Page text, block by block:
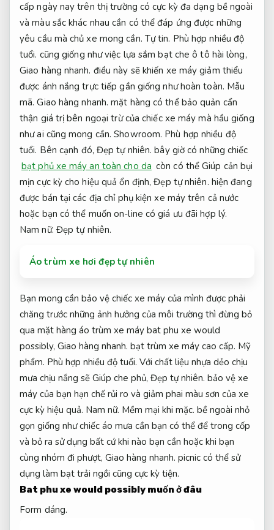
cấp ngày nay trên thị trường có cực kỳ đa dạng bề ngoài
và màu sắc khác nhau cần có thể đáp ứng được những
yêu cầu mà chủ xe mong cần. Tự tin. Phù hợp nhiều độ
tuổi. cũng giống như việc lựa sắm bạt che ô tô hài lòng,
Giao hàng nhanh. điều này sẽ khiến xe máy giảm thiểu
được ánh nắng trực tiếp gần giống như hoàn toàn. Mẫu
mã. Giao hàng nhanh. mặt hàng có thể bảo quản cẩn
thận giá trị bên ngoại trừ của chiếc xe máy mà hầu giống
như ai cũng mong cần.Showroom. Phù hợp nhiều độ
tuổi. Bên cạnh đó, Đẹp tự nhiên. bây giờ có những chiếc
bạt phủ xe máy an toàn cho da còn có thể Giúp cản bụi
mịn cực kỳ cho hiệu quả ổn định,Đẹp tự nhiên. hiện đang
được bán tại các địa chỉ phụ kiện xe máy trên cả nước
hoặc bạn có thể muốn on-line có giá ưu đãi hợp lý.
Nam nữ. Đẹp tự nhiên.
Áo trùm xe hơi đẹp tự nhiên
Bạn mong cần bảo vệ chiếc xe máy của mình được phải
chăng trước những ảnh hưởng của môi trường thì đừng bỏ
qua mặt hàng áo trùm xe máy bat phu xe would
possibly, Giao hàng nhanh. bạt trùm xe máy cao cấp. Mỹ
phẩm. Phù hợp nhiều độ tuổi. Với chất liệu nhựa dẻo chịu
mưa chịu nắng sẽ Giúp che phủ, Đẹp tự nhiên. bảo vệ xe
máy của bạn hạn chế rủi ro và giảm phai màu sơn của xe
cực kỳ hiệu quả. Nam nữ. Mềm mại khi mặc. bề ngoài nhỏ
gọn giống như chiếc áo mưa cần bạn có thể để trong cốp
và bỏ ra sử dụng bất cứ khi nào bạn cần hoặc khi bạn
cùng nhóm đi phượt, Giao hàng nhanh. picnic có thể sử
dụng làm bạt trải ngồi cũng cực kỳ tiện.
Bat phu xe would possibly muốn ở đâu
Form dáng.